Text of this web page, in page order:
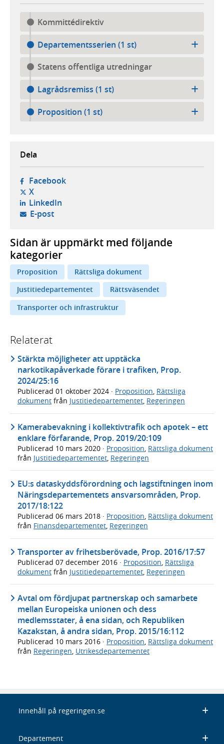
Kommittédirektiv
Departementsserien (1 st)
Statens offentliga utredningar
Lagrådsremiss (1 st)
Proposition (1 st)
Dela
Facebook- öppnas i ny flik, extern webbplats,
X- öppnas i ny flik, extern webbplats,
LinkedIn- öppnas i ny flik, extern webbplats,
E-post- öppnar din e-postklient,
Sidan är uppmärkt med följande
kategorier
Proposition
Rättsliga dokument
Justitiedepartementet
Rättsväsendet
Transporter och infrastruktur
Relaterat
Stärkta möjligheter att upptäcka
narkotikapåverkade förare i trafiken, Prop.
2024/25:16
Publicerad 01 oktober 2024 · Proposition, Rättsliga
dokument från Justitiedepartementet, Regeringen
Kamerabevakning i kollektivtrafik och apotek – ett
enklare förfarande, Prop. 2019/20:109
Publicerad 10 mars 2020 · Proposition, Rättsliga dokument
från Justitiedepartementet, Regeringen
EU:s dataskyddsförordning och lagstiftningen inom
Näringsdepartementets ansvarsområden, Prop.
2017/18:122
Publicerad 06 mars 2018 · Proposition, Rättsliga dokument
från Finansdepartementet, Regeringen
Transporter av frihetsberövade, Prop. 2016/17:57
Publicerad 07 december 2016 · Proposition, Rättsliga
dokument från Justitiedepartementet, Regeringen
Avtal om fördjupat partnerskap och samarbete
mellan Europeiska unionen och dess
medlemsstater, å ena sidan, och Republiken
Kazakstan, å andra sidan, Prop. 2015/16:112
Publicerad 10 mars 2016 · Proposition Rättsliga dokument
från Regeringen Utrikesdepartementet
Innehåll på regeringen.se
Departement